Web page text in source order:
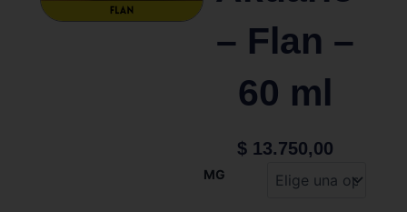
– Flan –
60 ml
$13.750,00
MG
Akuario